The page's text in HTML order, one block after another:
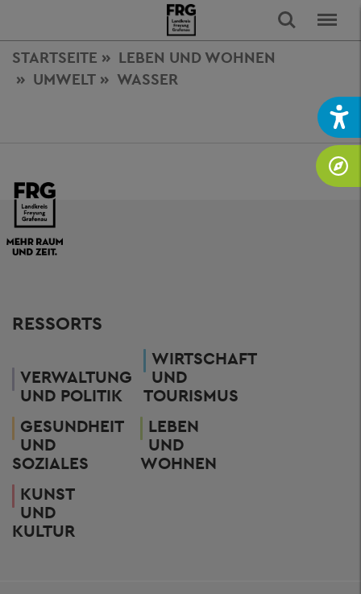
STARTSEITE LEBEN UND WOHNEN
UMWELT
WASSER
RESSORTS
VERWALTUNG
UND POLITIK
WIRTSCHAFT
UND
TOURISMUS
GESUNDHEIT
UND
SOZIALES
LEBEN
UND
WOHNEN
KUNST
UND
KULTUR